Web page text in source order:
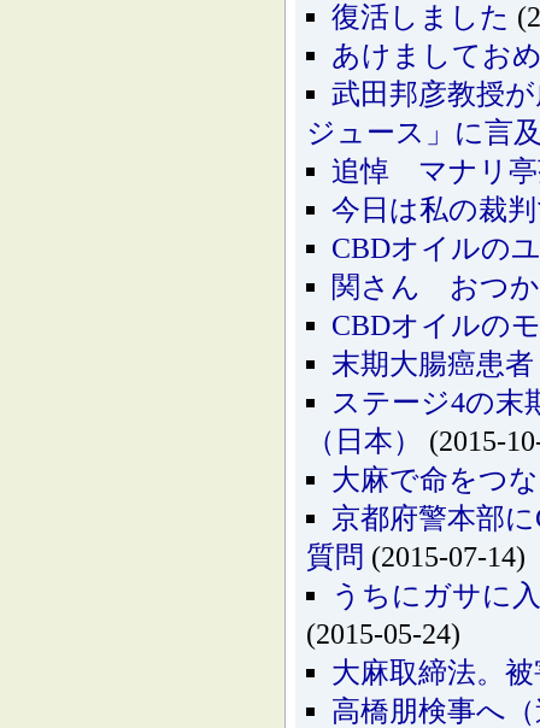
復活しました
あけましてお
武田邦彦教授
ジュース」に言
追悼 マナリ亭
今日は私の裁
CBDオイルの
関さん おつ
CBDオイルの
末期大腸癌患
ステージ4の末
（日本）
(2015-
大麻で命をつ
京都府警本部
質問 (2015-07-14)
うちにガサに
(2015-05-24)
大麻取締法。
高橋朋検事へ